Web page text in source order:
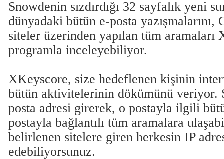
Snowdenin sızdırdığı 32 sayfalık yeni
dünyadaki bütün e-posta
siteler üzerinden yapılan tüm aramaları
programla inceleyebiliyor.
XKeyscore, size hedeflenen kişinin
bütün aktivitelerinin dökümünü veriyor.
posta adresi girerek, o postayla ilgili
postayla bağlantılı tüm aramalara
belirlenen sitelere giren herkesin IP
edebiliyorsunuz.